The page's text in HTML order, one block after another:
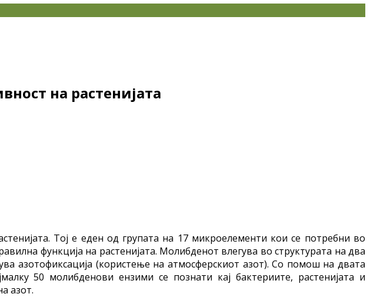
на растенијата
Тој е еден од групата на 17 микроелементи кои се потребни во
функција на растенијата. Молибденот влегува во структурата на два
азотофиксација (користење на атмосферскиот азот). Со помош на двата
50 молибденови ензими се познати кај бактериите, растенијата и
азот.